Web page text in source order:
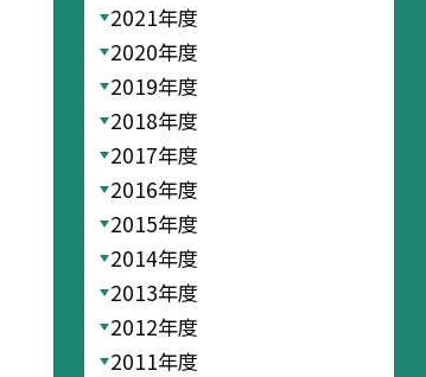
2021年度
2020年度
2019年度
2018年度
2017年度
2016年度
2015年度
2014年度
2013年度
2012年度
2011年度